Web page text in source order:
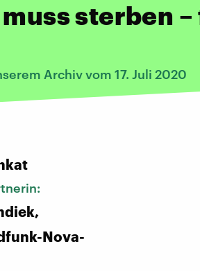
sterben
Archiv vom 17. Juli 2020
Nova-